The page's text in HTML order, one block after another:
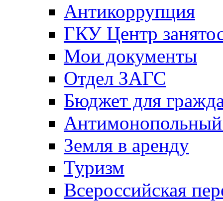
Антикоррупция
ГКУ Центр
Мои документы
Отдел ЗАГС
Бюджет для
Антимонопольный
Земля в аренду
Туризм
Всероссийская